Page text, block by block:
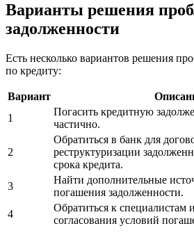
Варианты решения
задолженности
Есть несколько вариантов решения
по кредиту:
Вариант
1
Погасить кредитную
частично.
2
Обратиться в банк для
реструктуризации
срока кредита.
3
Найти дополнительные
погашения задолженности.
4
Обратиться к специалистам
согласования условий